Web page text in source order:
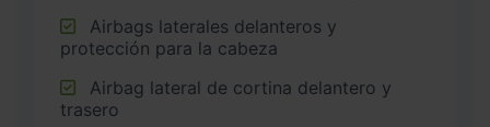
protección para la cabeza
trasero